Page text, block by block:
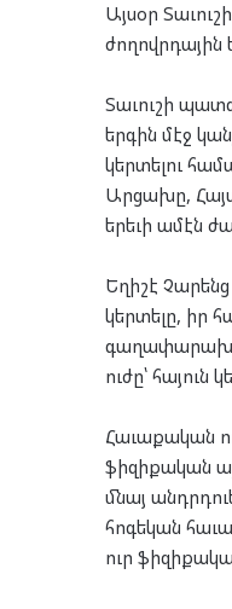
Այսօր
ժողովրդային
Տաւուշի
երգին մէջ
կերտելու
Արցախը,
երեւի ամէն
Եղիշէ Չարենց
կերտելը, իր
ուժը՝ հայուն
Հաւաքական
ֆիզիքական
մնայ
հոգեկան
ուր